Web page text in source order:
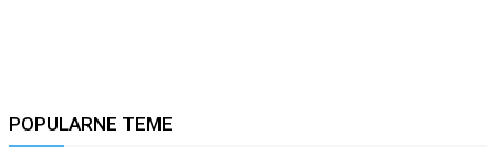
POPULARNE TEME